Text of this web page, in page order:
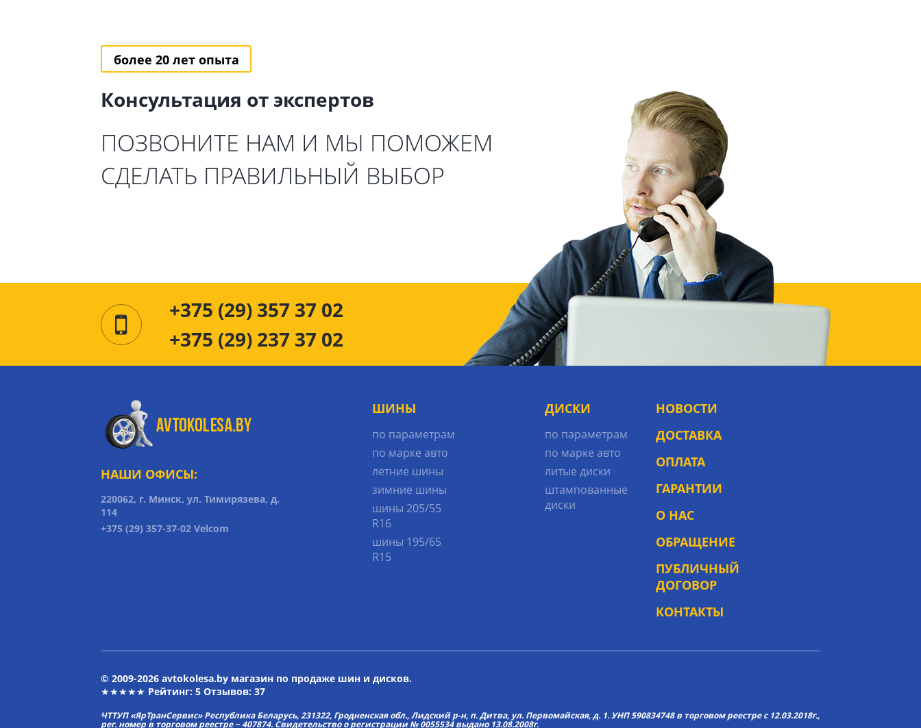
более 20 лет опыта
Консультация от экспертов
ПОЗВОНИТЕ НАМ И МЫ ПОМОЖЕМ
СДЕЛАТЬ ПРАВИЛЬНЫЙ ВЫБОР
+375 (29) 357 37 02
+375 (29) 237 37 02
НАШИ ОФИСЫ:
220062, г. Минск, ул. Тимирязева, д.
114
+375 (29) 357-37-02 Velcom
ШИНЫ
по параметрам
по марке авто
летние шины
зимние шины
шины 205/55
R16
шины 195/65
R15
ДИСКИ
по параметрам
по марке авто
литые диски
штампованные
диски
НОВОСТИ
ДОСТАВКА
ОПЛАТА
ГАРАНТИИ
О НАС
ОБРАЩЕНИЕ
ПУБЛИЧНЫЙ
ДОГОВОР
КОНТАКТЫ
© 2009-2026 avtokolesa.by магазин по продаже шин и дисков.
★★★★★ Рейтинг: 5 Отзывов: 37
ЧТТУП «ЯрТранСервис» Республика Беларусь, 231322, Гродненская обл., Лидский р-н, п. Дитва, ул. Первомайская, д. 1. УНП 590834748 в торговом реестре с 12.03.2018г.,
рег. номер в торговом реестре − 407874. Свидетельство о регистрации № 0055534 выдано 13.08.2008г.